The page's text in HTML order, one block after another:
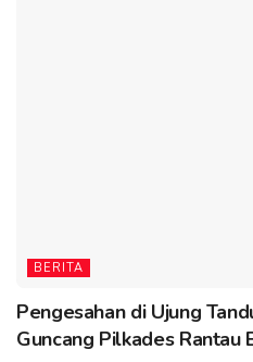
BERITA
Pengesahan di Ujung
Guncang Pilkades Rantau